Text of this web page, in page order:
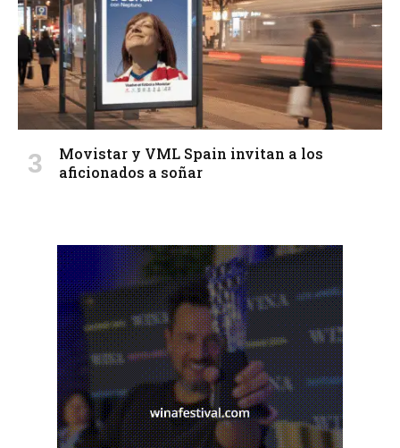
Movistar y VML Spain invitan a los
aficionados a soñar